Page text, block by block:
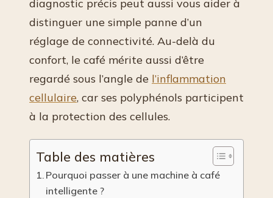
diagnostic précis peut aussi vous aider à
distinguer une simple panne d’un
réglage de connectivité. Au-delà du
confort, le café mérite aussi d’être
regardé sous l’angle de l’inflammation
cellulaire, car ses polyphénols participent
à la protection des cellules.
Table des matières
Pourquoi passer à une machine à café
intelligente ?